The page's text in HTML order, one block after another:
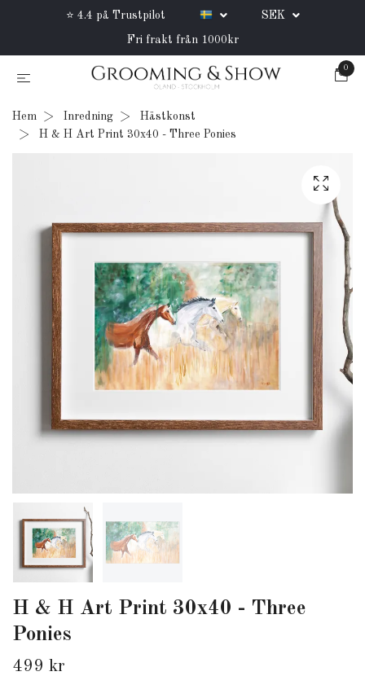
⭐ 4.4 på Trustpilot SEK
Fri frakt från 1000kr
0
Hem Inredning
Hästkonst
H & H Art Print 30x40 - Three Ponies
H & H Art Print 30x40 - Three
Ponies
499 kr